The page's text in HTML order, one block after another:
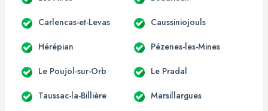
Carlencas-et-Levas Caussiniojouls
Hérépian Pézenes-les-Mines
Le Poujol-sur-Orb Le Pradal
Taussac-la-Billière Marsillargues